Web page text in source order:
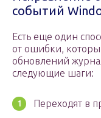
событий
Есть еще один
от ошибки,
обновлений
следующие шаги:
Переходят в